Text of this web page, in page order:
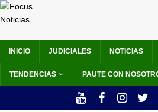
INICIO JUDICIALES NOTICIAS
TENDENCIAS PAUTE CON